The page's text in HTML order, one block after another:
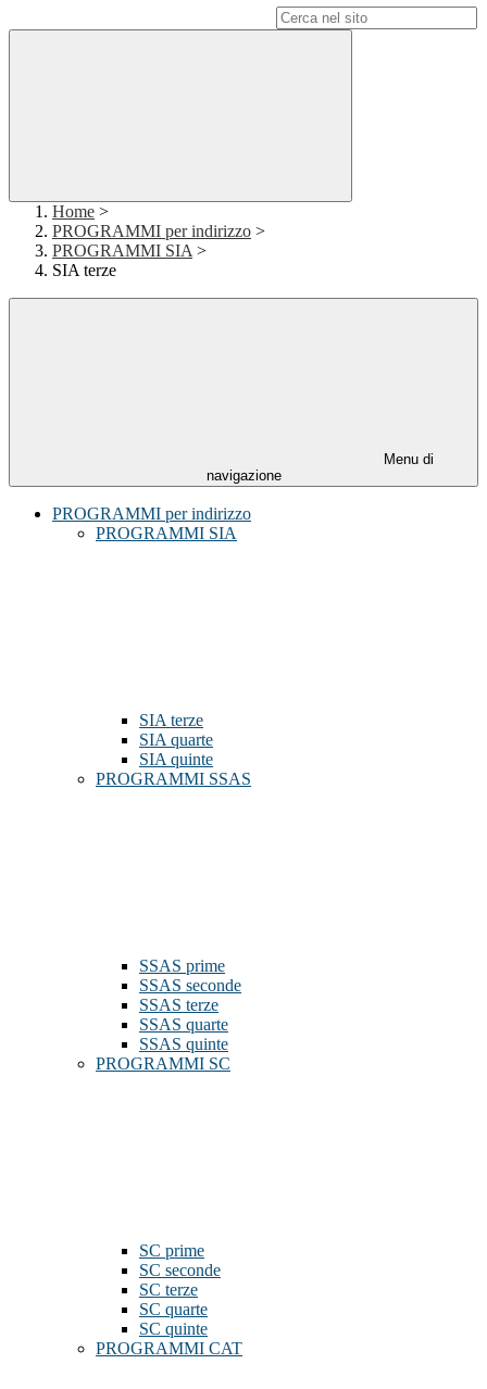
Home >
PROGRAMMI per indirizzo >
PROGRAMMI SIA >
SIA terze
Menu di
navigazione
PROGRAMMI per indirizzo
PROGRAMMI SIA
SIA terze
SIA quarte
SIA quinte
PROGRAMMI SSAS
SSAS prime
SSAS seconde
SSAS terze
SSAS quarte
SSAS quinte
PROGRAMMI SC
SC prime
SC seconde
SC terze
SC quarte
SC quinte
PROGRAMMI CAT